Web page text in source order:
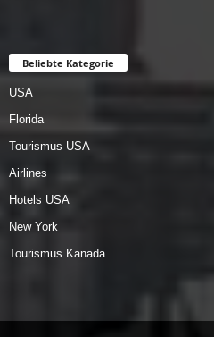
Beliebte Kategorie
USA
Florida
Tourismus USA
Airlines
Hotels USA
New York
Tourismus Kanada